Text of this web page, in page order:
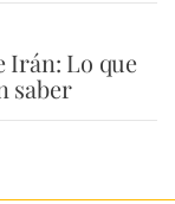
Irán: Lo que
saber